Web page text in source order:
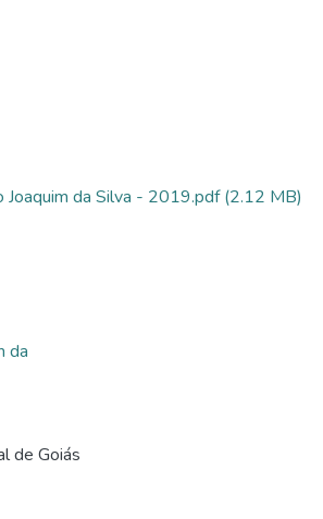
Joaquim da Silva - 2019.pdf(2.12 MB)
da
de Goiás